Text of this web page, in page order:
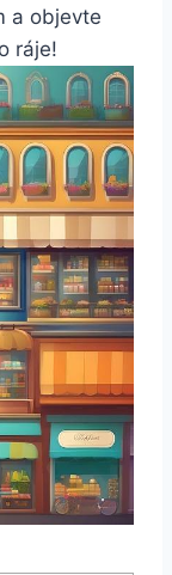
a objevte
ráje!